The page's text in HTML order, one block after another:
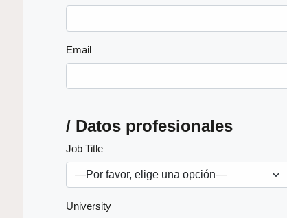
Email
/ Datos profesionales
Job Title
University